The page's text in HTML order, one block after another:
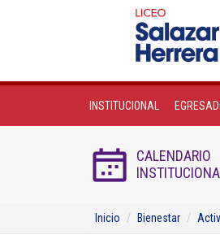
INSTITUCIONAL
CALENDARIO
Inicio Bienestar